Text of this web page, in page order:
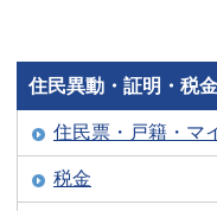
住民異動・証明・税
住民票・戸籍・マ
税金